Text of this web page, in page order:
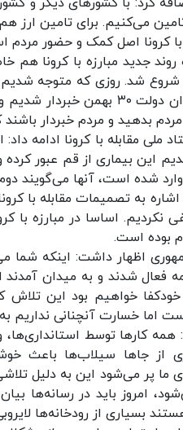
می‌کنیم. برای تامین ارز
با کرونا اصل کمک و حضور مردم
روند جدید مبارزه با کرونا
ما به عنوان دولت ۳۰
مردم بدهید و مردم خبردار
این بیماری از قم عبور
شده است، آنها می‌گویند
اشاره به تصمیمات مقابله با
نکردیم. اساسا در مبارزه
بوده است.
اظهار داشت: اینکه شما
فعال شدند و به میدان
خواهیم بود این
اما خسارت آنچنانی نداریم
همه کارها توسط
از جاها سیلاب‌ها باعث
ما پر می‌شود این به دلیل
امروز باید در رسانه‌ها
بسیاری از رودخانه‌ها